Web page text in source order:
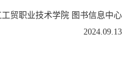
工贸职业技术学院 图书信息中心
2024.09.13